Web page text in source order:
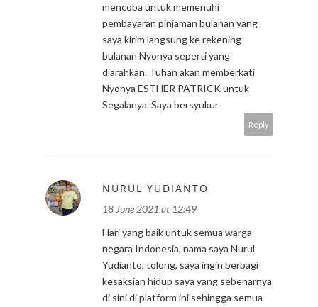
mencoba untuk memenuhi
pembayaran pinjaman bulanan yang
saya kirim langsung ke rekening
bulanan Nyonya seperti yang
diarahkan. Tuhan akan memberkati
Nyonya ESTHER PATRICK untuk
Segalanya. Saya bersyukur
Reply
NURUL YUDIANTO
18 June 2021 at 12:49
Hari yang baik untuk semua warga
negara Indonesia, nama saya Nurul
Yudianto, tolong, saya ingin berbagi
kesaksian hidup saya yang sebenarnya
di sini di platform ini sehingga semua